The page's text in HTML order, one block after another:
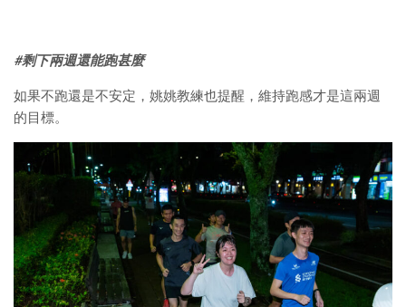
#剩下兩週還能跑甚麼
如果不跑還是不安定，姚姚教練也提醒，維持跑感才是這兩週
的目標。